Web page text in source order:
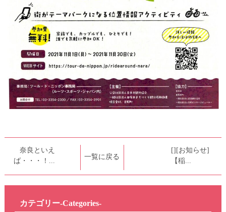
奈良といえ
ば・・・！...
一覧に戻る
[][お知らせ]
【稲...
カテゴリー-Categories-